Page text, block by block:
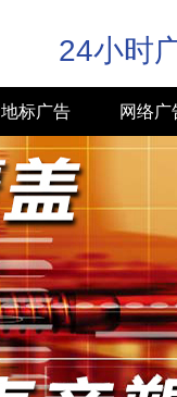
24小时
地标广告 网络广